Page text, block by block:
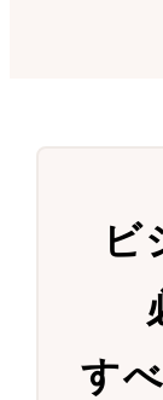
ビ
す